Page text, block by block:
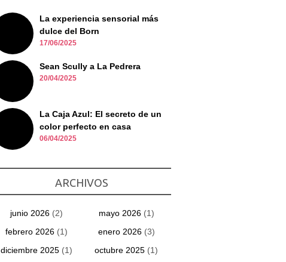
La experiencia sensorial más
dulce del Born
17/06/2025
Sean Scully a La Pedrera
20/04/2025
La Caja Azul: El secreto de un
color perfecto en casa
06/04/2025
ARCHIVOS
junio 2026 (2) mayo 2026(1)
febrero 2026 (1) enero 2026(3)
diciembre 2025 (1) octubre 2025 (1)